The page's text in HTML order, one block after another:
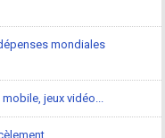
mondiales
jeux vidéo...